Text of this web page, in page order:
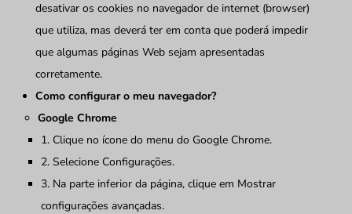
desativar os cookies no navegador de internet (browser)
que utiliza, mas deverá ter em conta que poderá impedir
que algumas páginas Web sejam apresentadas
corretamente.
Como configurar o meu navegador?
Google Chrome
1. Clique no ícone do menu do Google Chrome.
2. Selecione Configurações.
3. Na parte inferior da página, clique em Mostrar
configurações avançadas.